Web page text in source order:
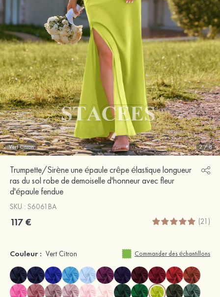
Vert Citron 2/8
Trumpette/Sirène une épaule crêpe élastique longueur
ras du sol robe de demoiselle d'honneur avec fleur
d'épaule fendue
SKU : S6061BA
117 € (21)
Couleur : Vert Citron Commander des échantillons